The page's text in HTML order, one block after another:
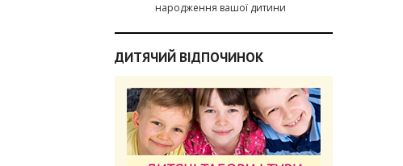
народження вашої дитини
ДИТЯЧИЙ ВІДПОЧИНОК